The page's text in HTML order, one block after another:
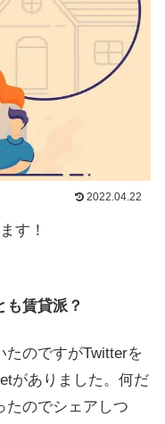
2022.04.22
す！
も賃貸派？
たのですがTwitterを
がありました。何だ
たのでシェアしつ